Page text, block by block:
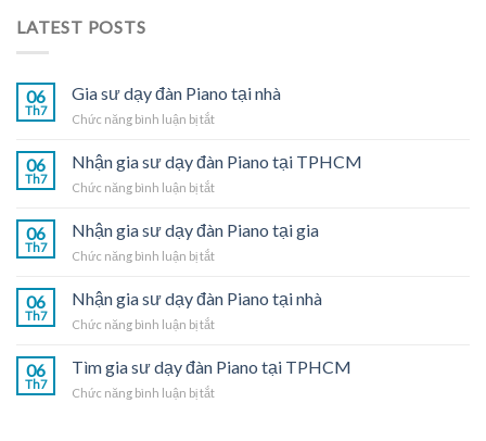
LATEST POSTS
06
Th7
Gia sư dạy đàn Piano tại nhà
Chức năng bình luận bị tắtở
đàn
tại
06
Th7
Nhận gia sư dạy đàn Piano tại TPHCM
Chức năng bình luận bị tắtở
gia
dạy
Piano
06
Th7
Nhận gia sư dạy đàn Piano tại gia
Chức năng bình luận bị tắtở
gia
dạy
Piano
06
Th7
Nhận gia sư dạy đàn Piano tại nhà
Chức năng bình luận bị tắtở
gia
dạy
06
Th7
Tìm gia sư dạy đàn Piano tại TPHCM
Chức năng bình luận bị tắtở